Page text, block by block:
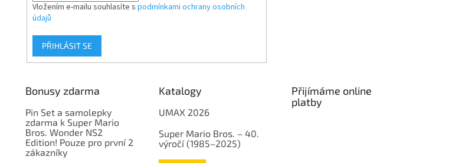
Vložením e-mailu souhlasíte s podmínkami ochrany osobních
údajů
PŘIHLÁSIT SE
Bonusy zdarma
Pin Set a samolepky
zdarma k Super Mario
Bros. Wonder NS2
Edition! Pouze pro první 2
zákazníky
Katalogy
UMAX 2026
Super Mario Bros. – 40.
výročí (1985–2025)
Přijímáme online
platby